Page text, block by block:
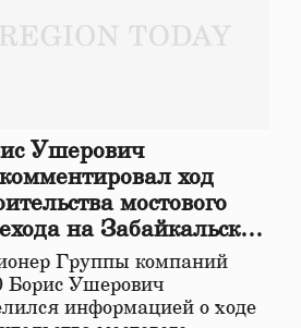
Ушерович
ход
мостового
на Забайкальской
дороге
Группы компаний
Борис Ушерович
информацией о ходе